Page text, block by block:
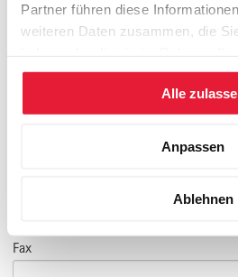
Partner führen diese
weiteren Daten zusammen, die
gesammelt haben.
Alle
Anpassen
Ablehnen
Geburtsdatum
E-Mail*
Fax